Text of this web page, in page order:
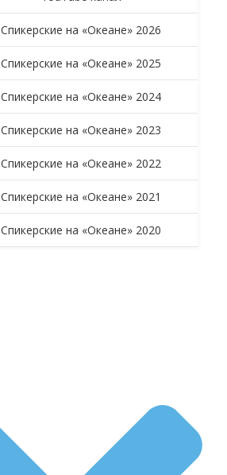
Спикерские на «Океане» 2026
Спикерские на «Океане» 2025
Спикерские на «Океане» 2024
Спикерские на «Океане» 2023
Спикерские на «Океане» 2022
Спикерские на «Океане» 2021
Спикерские на «Океане» 2020